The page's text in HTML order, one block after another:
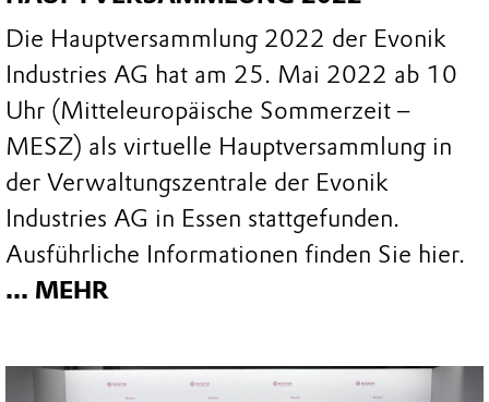
Die Hauptversammlung 2022 der Evonik
Industries AG hat am 25. Mai 2022 ab 10
Uhr (Mitteleuropäische Sommerzeit –
MESZ) als virtuelle Hauptversammlung in
der Verwaltungszentrale der Evonik
Industries AG in Essen stattgefunden.
Ausführliche Informationen finden Sie hier.
... MEHR